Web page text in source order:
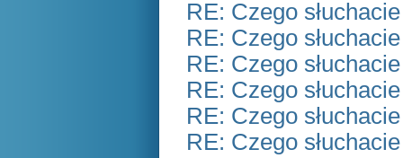
RE: Czego
RE: Czego
RE: Czego
RE: Czego
RE: Czego
RE: Czego